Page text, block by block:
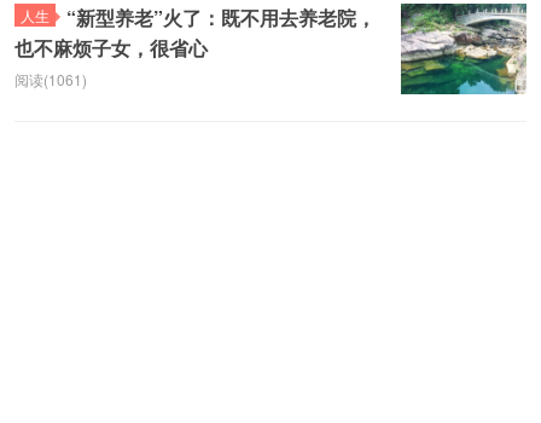
人生
“新型养老”火了：既不用去养老院，
也不麻烦子女，很省心
阅读(1061)